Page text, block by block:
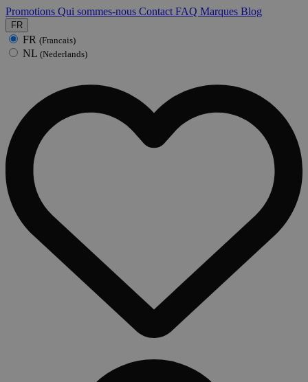
Promotions Qui sommes-nous Contact FAQ Marques Blog
FR
FR (Francais)
NL (Nederlands)